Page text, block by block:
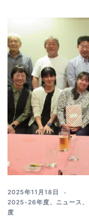
2025年11月18日
2025-26年度、 ニュース 、
度